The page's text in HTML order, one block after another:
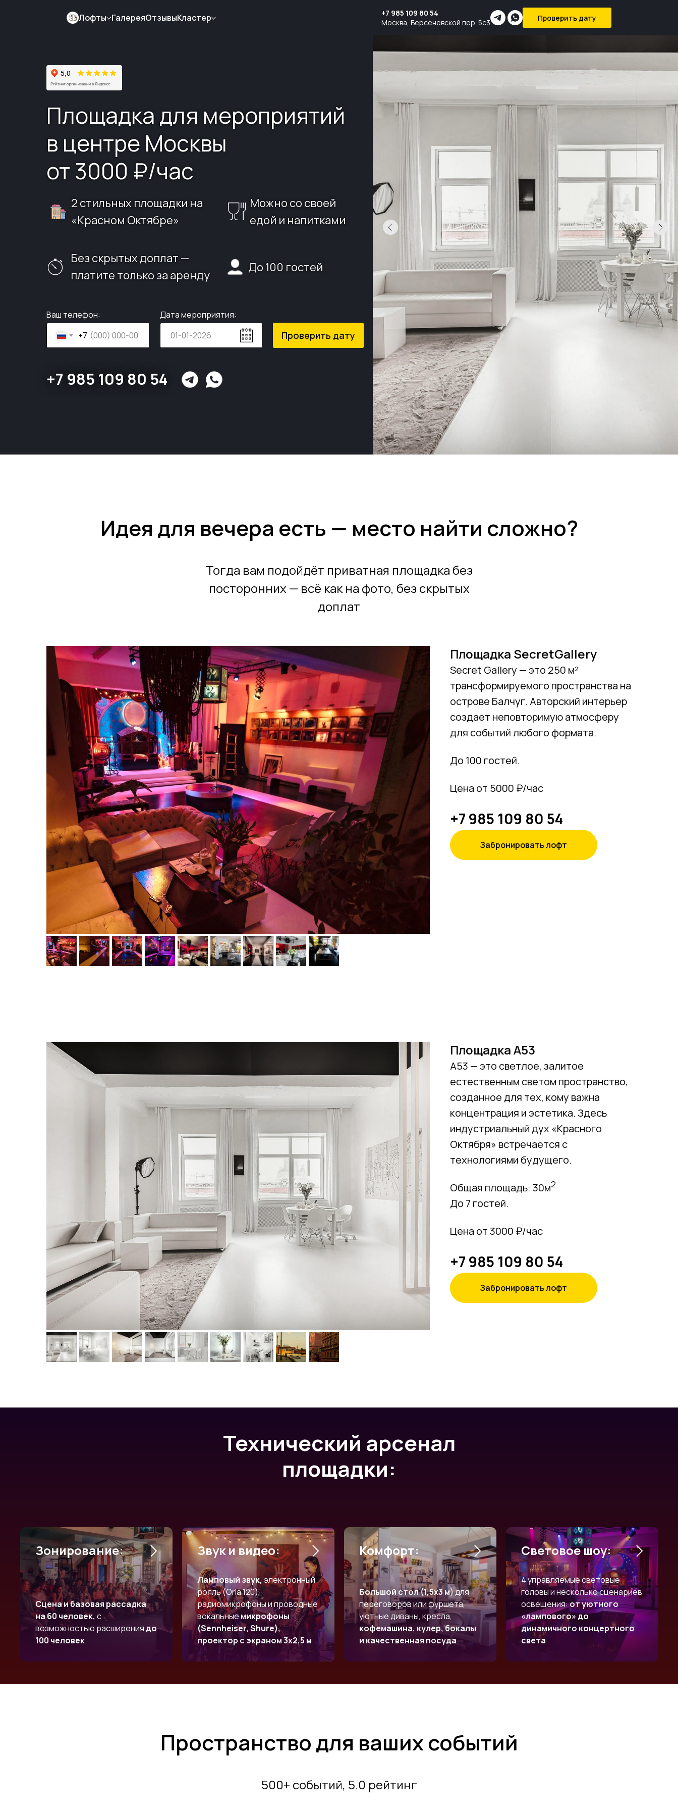
+7 926 043 06 91 - Валерия
Лофты ГалереяОтзывыКластер
+7 985 109 80 54
Москва, Берсеневской пер. 5с3
Проверить дату
2 стильных площадки на
«Красном Октябре»
До 100 гостей
Без скрытых доплат —
платите только за аренду
Можно со своей
едой и напитками
+7 985 109 80 54
Площадка для мероприятий
в центре Москвы
от 3000 ₽/час
Ваш телефон:
+7
Дата мероприятия:
Проверить дату
Идея для вечера есть — место найти сложно?
Тогда вам подойдёт приватная площадка без
посторонних — всё как на фото, без скрытых
доплат
Площадка SecretGallery
Secret Gallery — это 250 м²
трансформируемого пространства на
острове Балчуг. Авторский интерьер
создает неповторимую атмосферу
для событий любого формата.
До 100 гостей.
Цена от 5000 ₽/час
+7 985 109 80 54
Забронировать лофт
Площадка А53
A53 — это светлое, залитое
естественным светом пространство,
созданное для тех, кому важна
концентрация и эстетика. Здесь
индустриальный дух «Красного
Октября» встречается с
технологиями будущего.
Общая площадь: 30м2
До 7 гостей.
Цена от 3000 ₽/час
+7 985 109 80 54
Забронировать лофт
Технический арсенал
площадки:
Зонирование:
Сцена и базовая рассадка
на 60 человек, с
возможностью расширения до
100 человек
Звук и видео:
Ламповый звук, электронный
рояль (Orla 120),
радиомикрофоны и проводные
вокальныемикрофоны
(Sennheiser, Shure),
проектор с экраном 3х2,5 м
Комфорт:
Большой стол (1,5х3 м) для
переговоров или фуршета,
уютные диваны, кресла,
кофемашина, кулер, бокалы
и качественная посуда
Световое шоу:
4 управляемые световые
головы и несколько сценариев
освещения:от уютного
«лампового» до
динамичного концертного
света
Пространство для ваших событий
500+ событий, 5.0 рейтинг